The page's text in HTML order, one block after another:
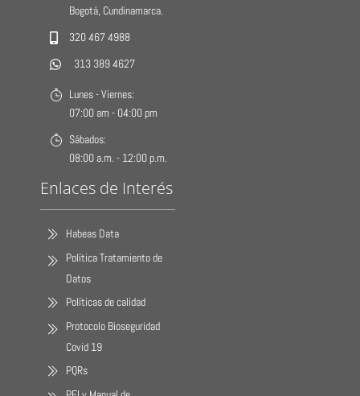
Bogotá, Cundinamarca.
320 467 4988
313 389 4627
Lunes - Viernes:
07:00 am - 04:00 pm
Sábados:
08:00 a.m. - 12:00 p.m.
Enlaces de Interés
Habeas Data
Política Tratamiento de
Datos
Políticas de calidad
Protocolo Bioseguridad
Covid 19
PQRs